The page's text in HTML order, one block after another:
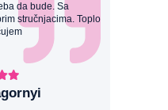
da bude. Sa
stručnjacima. Toplo